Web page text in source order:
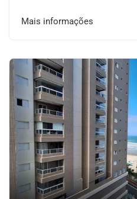
Mais informações